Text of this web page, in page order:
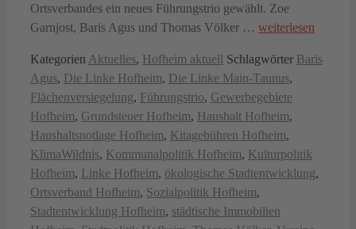
Ortsverbandes ein neues Führungstrio gewählt. Zoe
Garnjost, Baris Agus und Thomas Völker … weiterlesen
Kategorien Aktuelles, Hofheim aktuell Schlagwörter Baris
Agus, Die Linke Hofheim, Die Linke Main-Taunus,
Flächenversiegelung, Führungstrio, Gewerbegebiete
Hofheim, Grundsteuer Hofheim, Haushalt Hofheim,
Haushaltsnotlage Hofheim, Kitagebühren Hofheim,
KlimaWildnis, Kommunalpolitik Hofheim, Kulturpolitik
Hofheim, Linke Hofheim, ökologische Stadtentwicklung,
Ortsverband Hofheim, Sozialpolitik Hofheim,
Stadtentwicklung Hofheim, städtische Immobilien